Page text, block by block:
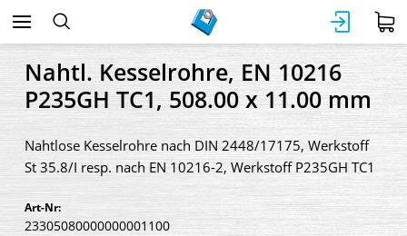
Nahtl. Kesselrohre, EN 10216
P235GH TC1, 508.00 x 11.00 mm
Nahtlose Kesselrohre nach DIN 2448/17175, Werkstoff
St 35.8/I resp. nach EN 10216-2, Werkstoff P235GH TC1
Art-Nr:
23305080000000001100